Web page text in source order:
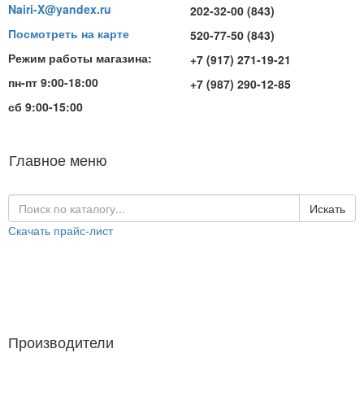
Nairi-X@yandex.ru
Посмотреть на карте
Режим работы магазина:
пн-пт 9:00-18:00
сб 9:00-15:00
202-32-00 (843)
520-77-50 (843)
+7 (917) 271-19-21
+7 (987) 290-12-85
Главное меню
Искать
Скачать прайс-лист
Производители